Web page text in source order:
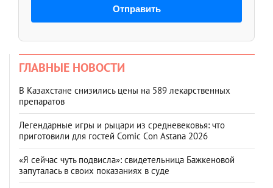
Отправить
ГЛАВНЫЕ НОВОСТИ
В Казахстане снизились цены на 589 лекарственных
препаратов
Легендарные игры и рыцари из средневековья: что
приготовили для гостей Comic Con Astana 2026
«Я сейчас чуть подвисла»: свидетельница Бажкеновой
запуталась в своих показаниях в суде